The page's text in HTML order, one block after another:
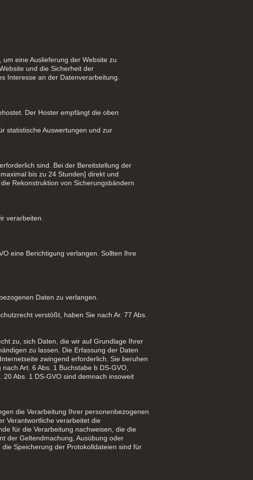
eine Auslieferung der Website zu
und die Sicherheit der
Interesse an der Datenverarbeitung.
Der Hoster empfängt die oben
statistische Auswertungen und zur
sind. Bei der Bereitstellung der
bis zu 24 Stunden] direkt und
Rekonstruktion von Sicherungsbändern
verarbeiten.
eine Berichtigung verlangen. Sollten Ihre
Daten zu verlangen.
verstößt, haben Sie nach Ar. 77 Abs.
zu, sich Daten, die wir auf Grundlage Ihrer
zu lassen. Die Erfassung der Daten
zwingend erforderlich. Sie beruhen
Art. 6 Abs. 1 Buchstabe b DS-GVO,
Abs. 1 DS-GVO sind demnach insoweit
die Verarbeitung Ihrer personenbezogenen
Verantwortliche verarbeitet die
für die Verarbeitung nachweisen, die die
der Geltendmachung, Ausübung oder
Speicherung der Protokolldateien sind für